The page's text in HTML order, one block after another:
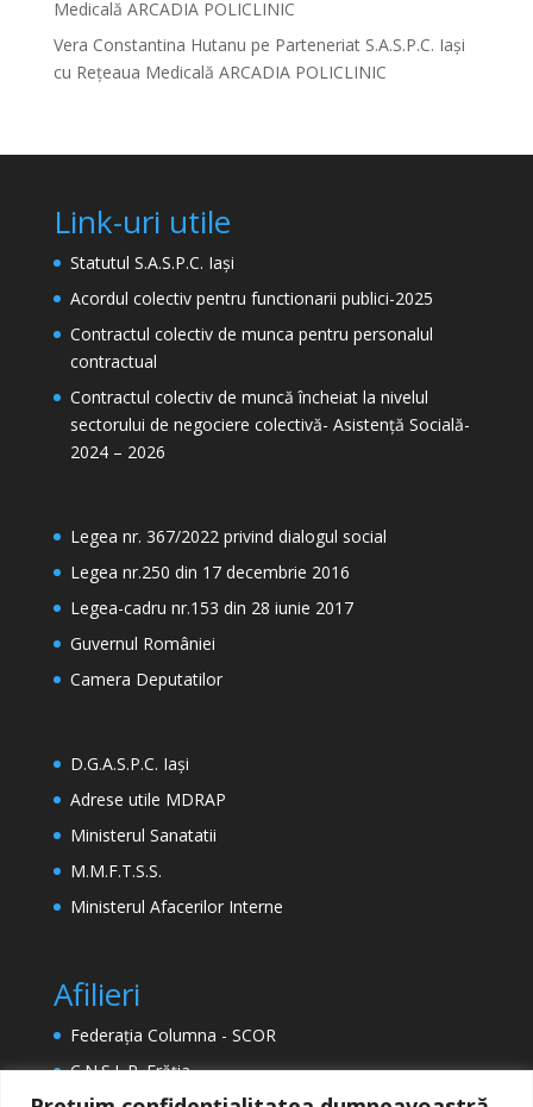
Medicală ARCADIA POLICLINIC
Vera Constantina Hutanu pe Parteneriat S.A.S.P.C. Iași
cu Rețeaua Medicală ARCADIA POLICLINIC
Link-uri utile
Statutul S.A.S.P.C. Iași
Acordul colectiv pentru functionarii publici-2025
Contractul colectiv de munca pentru personalul
contractual
Contractul colectiv de muncă încheiat la nivelul
sectorului de negociere colectivă- Asistență Socială-
2024 – 2026
Legea nr. 367/2022 privind dialogul social
Legea nr.250 din 17 decembrie 2016
Legea-cadru nr.153 din 28 iunie 2017
Guvernul României
Camera Deputatilor
D.G.A.S.P.C. Iași
Adrese utile MDRAP
Ministerul Sanatatii
M.M.F.T.S.S.
Ministerul Afacerilor Interne
Afilieri
Federația Columna - SCOR
C.N.S.L.R. Frăția